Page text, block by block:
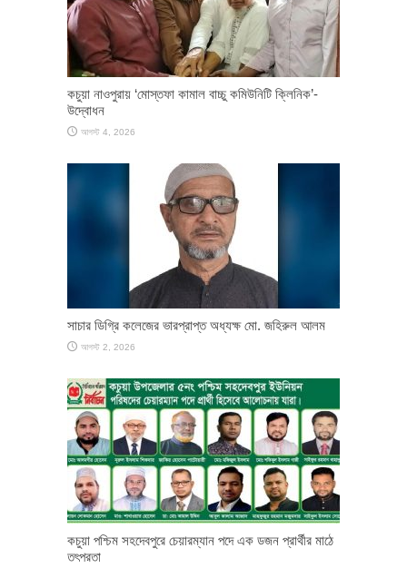
কচুয়া নাওপুরায় ‘মোস্তফা কামাল বাচ্চু কমিউনিটি ক্লিনিক’-
উদ্বোধন
আগস্ট 4, 2026
সাচার ডিগ্রি কলেজের ভারপ্রাপ্ত অধ্যক্ষ মো. জহিরুল আলম
আগস্ট 2, 2026
কচুয়া পশ্চিম সহদেবপুরে চেয়ারম্যান পদে এক ডজন প্রার্থীর মাঠে
তৎপরতা